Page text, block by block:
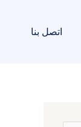
اتصل بنا